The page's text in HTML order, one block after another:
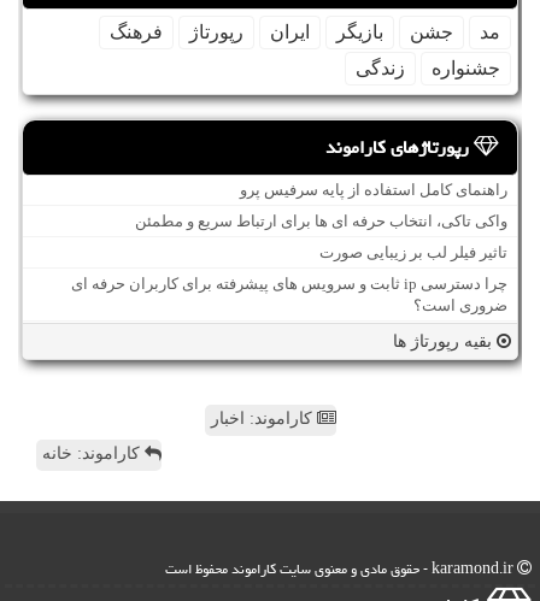
مد جشن بازیگر ایران رپورتاژ
فرهنگ
جشنواره
زندگی
رپورتاژهای کاراموند
راهنمای کامل استفاده از پایه سرفیس پرو
واکی تاکی، انتخاب حرفه ای ها برای ارتباط سریع و مطمئن
تاثیر فیلر لب بر زیبایی صورت
چرا دسترسی ip ثابت و سرویس های پیشرفته برای کاربران حرفه ای
ضروری است؟
بقیه رپورتاژ ها
کاراموند: اخبار
کاراموند: خانه